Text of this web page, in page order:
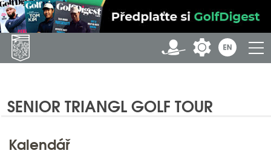
SENIOR TRIANGL GOLF TOUR
Kalendář